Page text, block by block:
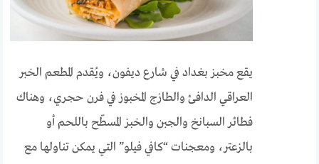
يقع مخبز بغداد في شارع ديفون، ويُقدم المطعم الخبر
العراقي الدافئ والطازج المخبوز في فرن حجري، وهناك
فطائر السبانخ والجبن والخبز المسطّح باللحم أو
بالزعتر، ومعجنات “كافي فيلو” التي يمكن تناولها مع